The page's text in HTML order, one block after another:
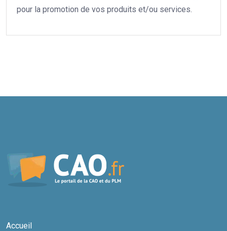
pour la promotion de vos produits et/ou services.
Accueil